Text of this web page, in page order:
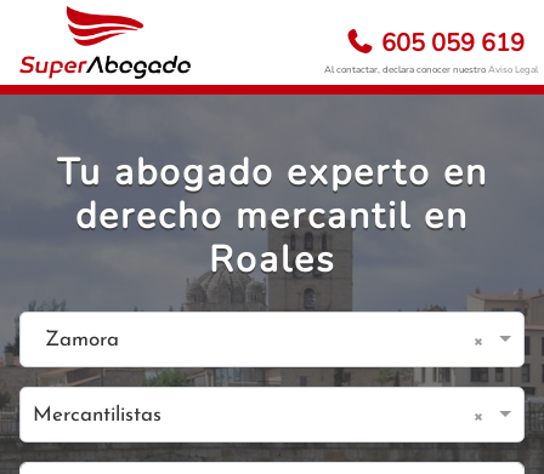
605 059 619
Al contactar, declara conocer nuestroAviso Legal
Tu abogado experto en
derecho mercantil en
Roales
Zamora ×
Mercantilistas ×